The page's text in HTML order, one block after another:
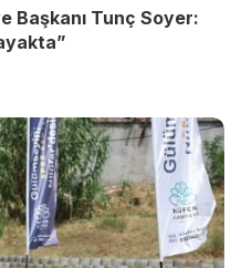
Başkanı Tunç Soyer: